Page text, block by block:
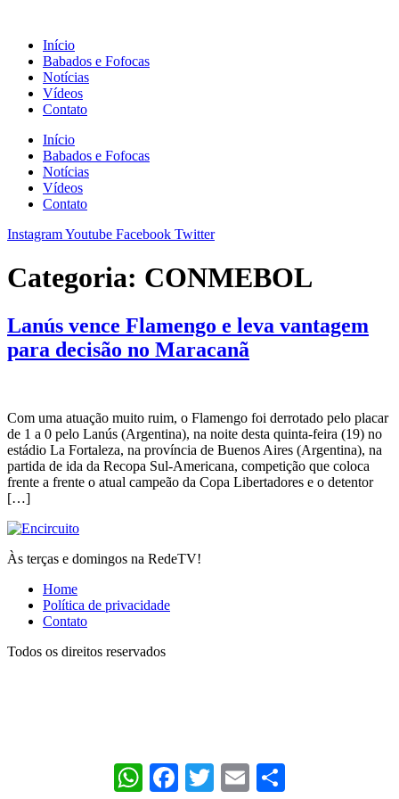
conteúdo
Início
Babados e Fofocas
Notícias
Vídeos
Contato
Início
Babados e Fofocas
Notícias
Vídeos
Contato
InstagramYoutube Facebook Twitter
Categoria: CONMEBOL
Lanús vence Flamengo e leva vantagem
para decisão no Maracanã
Com uma atuação muito ruim, o Flamengo foi derrotado pelo placar
de 1 a 0 pelo Lanús (Argentina), na noite desta quinta-feira (19) no
estádio La Fortaleza, na província de Buenos Aires (Argentina), na
partida de ida da Recopa Sul-Americana, competição que coloca
frente a frente o atual campeão da Copa Libertadores e o detentor
[…]
Às terças e domingos na RedeTV!
Home
Política de privacidade
Contato
Todos os direitos reservados
WhatsAppFacebookTwitter Email